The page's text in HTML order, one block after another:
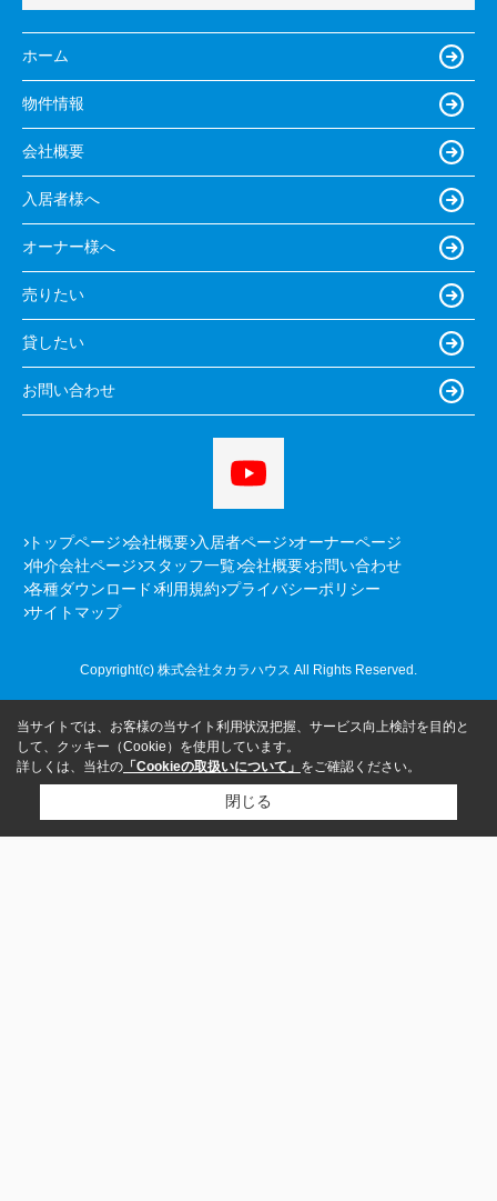
ホーム
物件情報
会社概要
入居者様へ
オーナー様へ
売りたい
貸したい
お問い合わせ
トップページ 会社概要 入居者ページ オーナーページ
仲介会社ページ スタッフ一覧 会社概要 お問い合わせ
各種ダウンロード 利用規約 プライバシーポリシー
サイトマップ
Copyright(c) 株式会社タカラハウス All Rights Reserved.
当サイトでは、お客様の当サイト利用状況把握、サービス向上検討を目的と
して、クッキー（Cookie）を使用しています。
詳しくは、当社の 「Cookieの取扱いについて」 をご確認ください。
閉じる